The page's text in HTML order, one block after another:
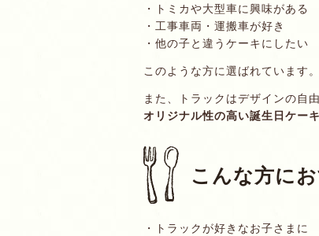
・トミカや大型車に興味がある
・工事車両・運搬車が好き
・他の子と違うケーキにしたい
このような方に選ばれています。
また、トラックはデザインの自
オリジナル性の高い誕生日ケー
こんな方に
・トラックが好きなお子さまに